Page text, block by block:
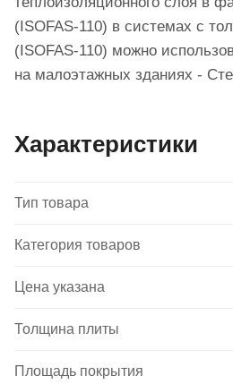
(ISOFAS-110) в системах с
(ISOFAS-110) можно
на малоэтажных зданиях -
Характеристики
Тип товара
Категория товаров
Цена указана
Толщина плиты
Площадь покрытия